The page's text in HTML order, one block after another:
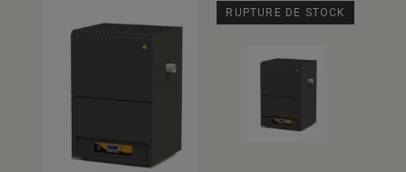
RUPTURE DE STOCK